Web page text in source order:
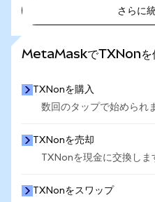
さらに
MetaMaskでTXNonを
TXNonを購入
数回のタップで始められ
TXNonを売却
TXNonを現金に交換しま
TXNonをスワップ